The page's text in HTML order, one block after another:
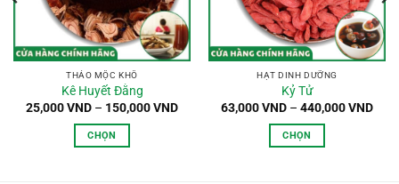
THẢO MỘC KHÔ
Kê Huyết Đằng
25,000VND – 150,000VNDKhoảng
CHỌN
HẠT DINH DƯỠNG
Kỷ Tử
63,000VND – 440,000VND
CHỌN
VND